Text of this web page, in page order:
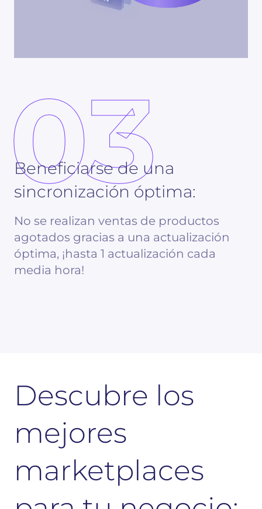
03
Beneficiarse de una
sincronización óptima:
No se realizan ventas de productos
agotados gracias a una actualización
óptima, ¡hasta 1 actualización cada
media hora!
Descubre los
mejores
marketplaces